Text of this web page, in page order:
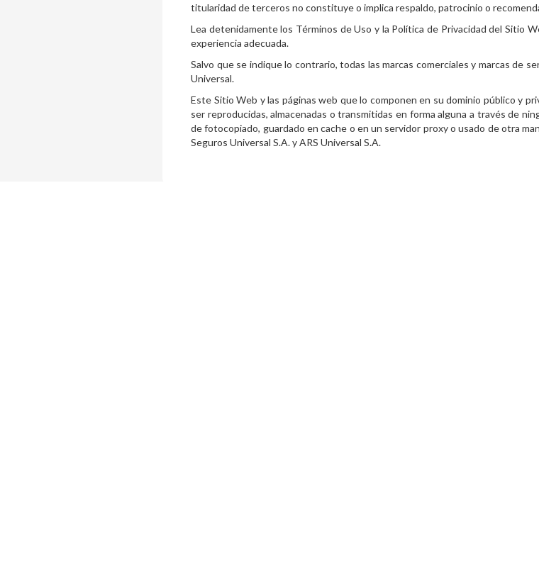
titularidad de terceros no constituye o implica respaldo, patrocinio o
Lea detenidamente los Términos de Uso y la Política de Privacidad del Sitio
experiencia adecuada.
Salvo que se indique lo contrario, todas las marcas comerciales y marcas de
Universal.
Este Sitio Web y las páginas web que lo componen en su dominio público y
ser reproducidas, almacenadas o transmitidas en forma alguna a través de
de fotocopiado, guardado en cache o en un servidor proxy o usado de otra
Seguros Universal S.A. y ARS Universal S.A.